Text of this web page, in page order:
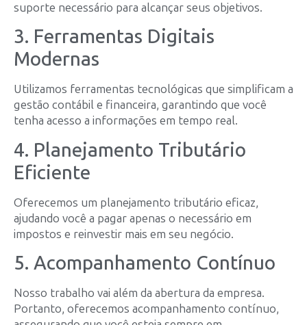
suporte necessário para alcançar seus objetivos.
3. Ferramentas Digitais
Modernas
Utilizamos ferramentas tecnológicas que simplificam a
gestão contábil e financeira, garantindo que você
tenha acesso a informações em tempo real.
4. Planejamento Tributário
Eficiente
Oferecemos um planejamento tributário eficaz,
ajudando você a pagar apenas o necessário em
impostos e reinvestir mais em seu negócio.
5. Acompanhamento Contínuo
Nosso trabalho vai além da abertura da empresa.
Portanto, oferecemos acompanhamento contínuo,